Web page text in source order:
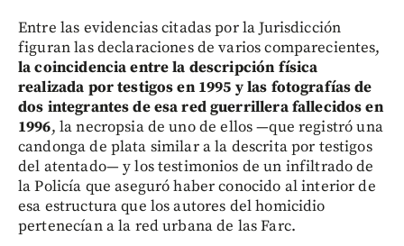
Entre las evidencias citadas por la Jurisdicción
figuran las declaraciones de varios comparecientes,
la coincidencia entre la descripción física
realizada por testigos en 1995 y las fotografías de
dos integrantes de esa red guerrillera fallecidos en
1996, la necropsia de uno de ellos —que registró una
candonga de plata similar a la descrita por testigos
del atentado— y los testimonios de un infiltrado de
la Policía que aseguró haber conocido al interior de
esa estructura que los autores del homicidio
pertenecían a la red urbana de las Farc.